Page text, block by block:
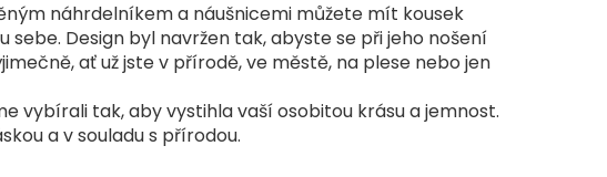
náhrdelníkem a náušnicemi můžete mít kousek
sebe. Design byl navržen tak, abyste se při jeho nošení
ať už jste v přírodě, ve městě, na plese nebo jen
vybírali tak, aby vystihla vaší osobitou krásu a jemnost.
a v souladu s přírodou.